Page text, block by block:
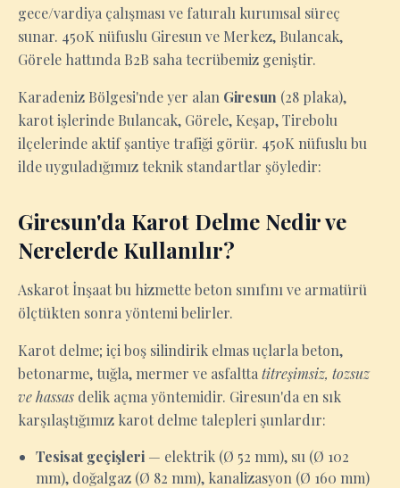
gece/vardiya çalışması ve faturalı kurumsal süreç
sunar. 450K nüfuslu Giresun ve Merkez, Bulancak,
Görele hattında B2B saha tecrübemiz geniştir.
Karadeniz Bölgesi'nde yer alan Giresun (28 plaka),
karot işlerinde Bulancak, Görele, Keşap, Tirebolu
ilçelerinde aktif şantiye trafiği görür. 450K nüfuslu bu
ilde uyguladığımız teknik standartlar şöyledir:
Giresun'da Karot Delme Nedir ve
Nerelerde Kullanılır?
Askarot İnşaat bu hizmette beton sınıfını ve armatürü
ölçtükten sonra yöntemi belirler.
Karot delme; içi boş silindirik elmas uçlarla beton,
betonarme, tuğla, mermer ve asfaltta titreşimsiz, tozsuz
ve hassas delik açma yöntemidir. Giresun'da en sık
karşılaştığımız karot delme talepleri şunlardır:
Tesisat geçişleri — elektrik (Ø 52 mm), su (Ø 102
mm), doğalgaz (Ø 82 mm), kanalizasyon (Ø 160 mm)